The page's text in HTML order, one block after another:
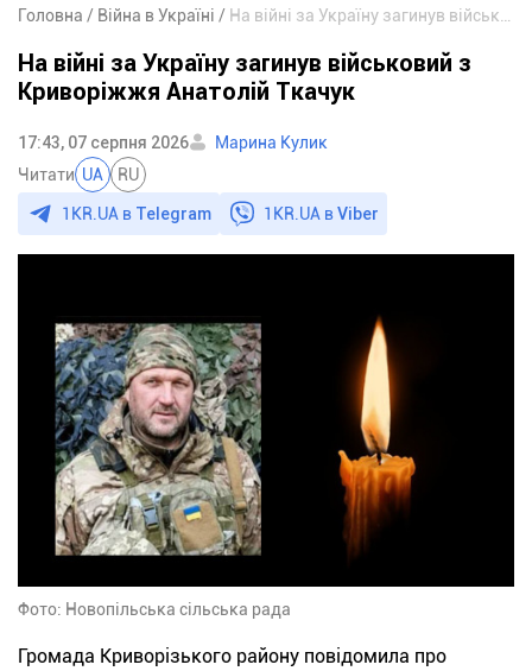
Головна Війна в Україні
На війні за Україну загинув військовий з
Криворіжжя Анатолій Ткачук
17:43, 07 серпня 2026
Марина Кулик
Читати UA RU
1KR.UA в Telegram 1KR.UA вViber
Фото: Новопільська сільська рада
Громада Криворізького району повідомила про